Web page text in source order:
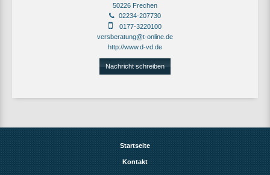
50226 Frechen
02234-207730
0177-3220100
versberatung@t-online.de
http://www.d-vd.de
Nachricht schreiben
Startseite
Kontakt